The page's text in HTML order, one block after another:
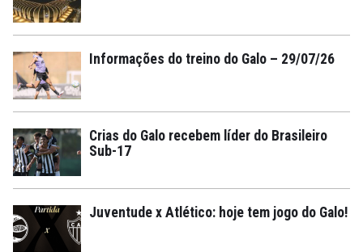
Informações do treino do Galo – 29/07/26
Crias do Galo recebem líder do Brasileiro
Sub-17
Juventude x Atlético: hoje tem jogo do Galo!